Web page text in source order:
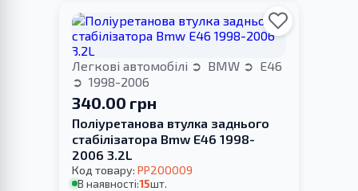
Легкові автомобілі BMW
E46
1998-2006
340.00 грн
Поліуретанова втулка заднього
стабілізатора Bmw E46 1998-
2006 3.2L
Код товару: PP200009
В наявності:15шт.